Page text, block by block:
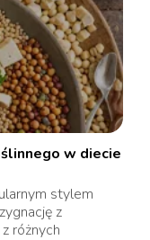
w diecie
stylem
z
różnych